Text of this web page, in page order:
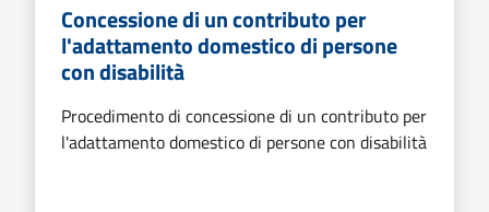
Concessione di un contributo per
l'adattamento domestico di persone
con disabilità
Procedimento di concessione di un contributo per
l'adattamento domestico di persone con disabilità